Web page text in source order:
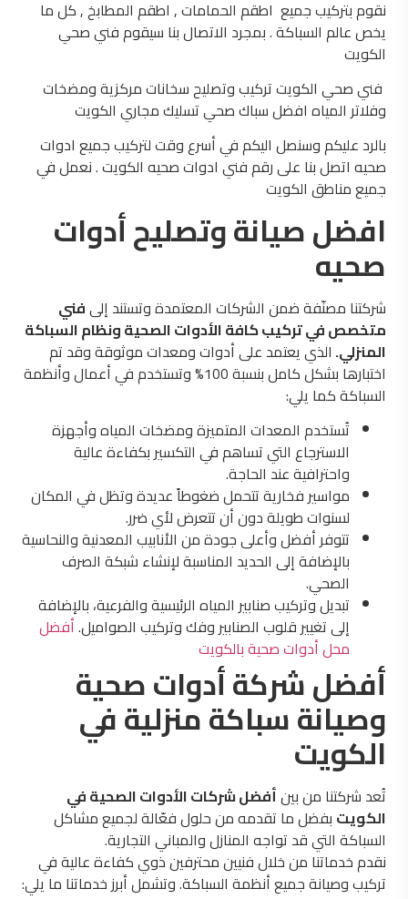
نقوم بتركيب جميع اطقم الحمامات , اطقم المطابخ , كل ما
يخص عالم السباكة . بمجرد الاتصال بنا سيقوم فني صحي
الكويت
فني صحي الكويت تركيب وتصليح سخانات مركزية ومضخات
وفلاتر المياه افضل سباك صحي تسليك مجاري الكويت
بالرد عليكم وسنصل اليكم في أسرع وقت لتركيب جميع ادوات
صحيه اتصل بنا على رقم فني ادوات صحيه الكويت . نعمل في
جميع مناطق الكويت
افضل صيانة وتصليح أدوات
صحيه
شركتنا مصنّفة ضمن الشركات المعتمدة وتستند إلىفني
متخصص في تركيب كافة الأدوات الصحية ونظام السباكة
المنزلي. الذي يعتمد على أدوات ومعدات موثوقة وقد تم
اختبارها بشكل كامل بنسبة 100% وتستخدم في أعمال وأنظمة
السباكة كما يلي:
تُستخدم المعدات المتميزة ومضخات المياه وأجهزة
الاسترجاع التي تساهم في التكسير بكفاءة عالية
واحترافية عند الحاجة.
مواسير فخارية تتحمل ضغوطاً عديدة وتظل في المكان
لسنوات طويلة دون أن تتعرض لأي ضرر.
تتوفر أفضل وأعلى جودة من الأنابيب المعدنية والنحاسية
بالإضافة إلى الحديد المناسبة لإنشاء شبكة الصرف
الصحي.
تبديل وتركيب صنابير المياه الرئيسية والفرعية، بالإضافة
إلى تغيير قلوب الصنابير وفك وتركيب الصواميل.أفضل
محل أدوات صحية بالكويت
أفضل شركة أدوات صحية
وصيانة سباكة منزلية في
الكويت
تُعد شركتنا من بينأفضل شركات الأدوات الصحية في
الكويت بفضل ما تقدمه من حلول فعّالة لجميع مشاكل
السباكة التي قد تواجه المنازل والمباني التجارية.
نقدم خدماتنا من خلال فنيين محترفين ذوي كفاءة عالية في
تركيب وصيانة جميع أنظمة السباكة. وتشمل أبرز خدماتنا ما يلي: